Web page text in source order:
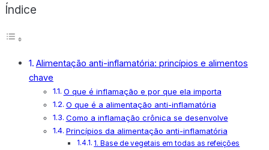
Índice
Alimentação anti-inflamatória: princípios e alimentos
chave
O que é inflamação e por que ela importa
O que é a alimentação anti-inflamatória
Como a inflamação crônica se desenvolve
Princípios da alimentação anti-inflamatória
1. Base de vegetais em todas as refeições